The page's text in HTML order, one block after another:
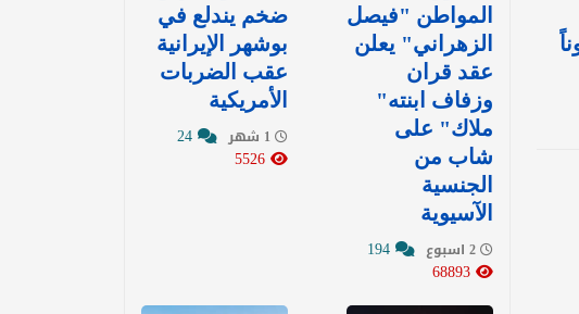
المواطن "فيصل
الزهراني" يعلن
عقد قران
وزفاف ابنته"
ملاك" على
شاب من
الجنسية
الآسيوية
ضخم يندلع في
بوشهر الإيرانية
عقب الضربات
الأمريكية